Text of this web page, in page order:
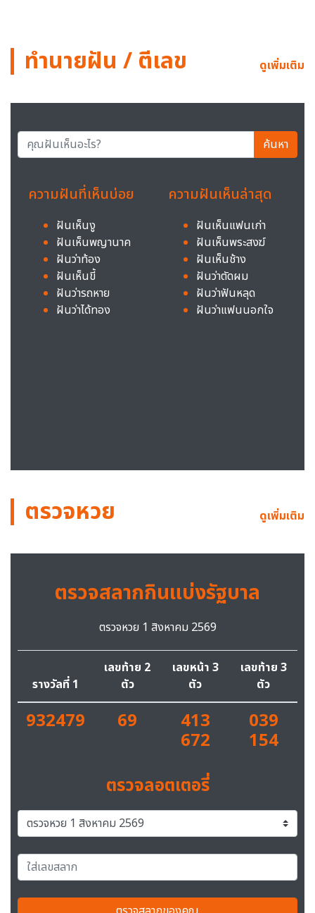
ทำนายฝัน / ตีเลข ดูเพิ่มเติม
ค้นหา
ความฝันที่เห็นบ่อย
ฝันเห็นงู
ฝันเห็นพญานาค
ฝันว่าท้อง
ฝันเห็นขี้
ฝันว่ารถหาย
ฝันว่าได้ทอง
ความฝันเห็นล่าสุด
ฝันเห็นแฟนเก่า
ฝันเห็นพระสงฆ์
ฝันเห็นช้าง
ฝันว่าตัดผม
ฝันว่าฟันหลุด
ฝันว่าแฟนนอกใจ
ตรวจหวย ดูเพิ่มเติม
ตรวจสลากกินแบ่งรัฐบาล
ตรวจหวย 1 สิงหาคม 2569
รางวัลที่ 1
เลขท้าย 2
ตัว
เลขหน้า 3
ตัว
เลขท้าย 3
ตัว
932479 69 413
672
039
154
ตรวจลอตเตอรี่